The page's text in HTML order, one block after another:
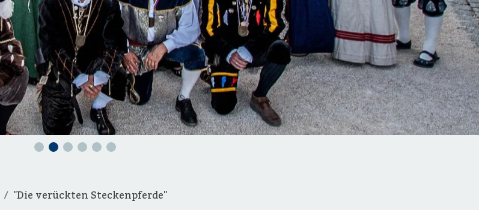
"Die verückten Steckenpferde"